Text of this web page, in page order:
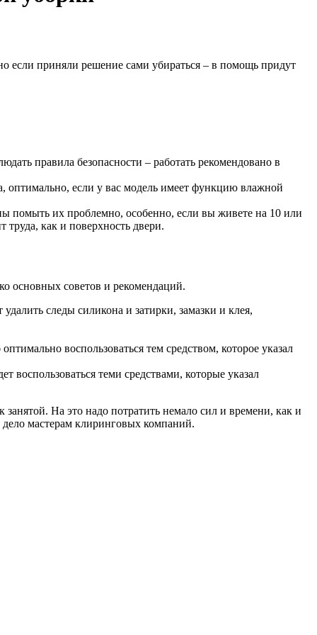
если приняли решение сами убираться – в помощь придут
правила безопасности – работать рекомендовано в
оптимально, если у вас модель имеет функцию влажной
помыть их проблемно, особенно, если вы живете на 10 или
как и поверхность двери.
основных советов и рекомендаций.
следы силикона и затирки, замазки и клея,
воспользоваться тем средством, которое указал
теми средствами, которые указал
На это надо потратить немало сил и времени, как и
мастерам клиринговых компаний.